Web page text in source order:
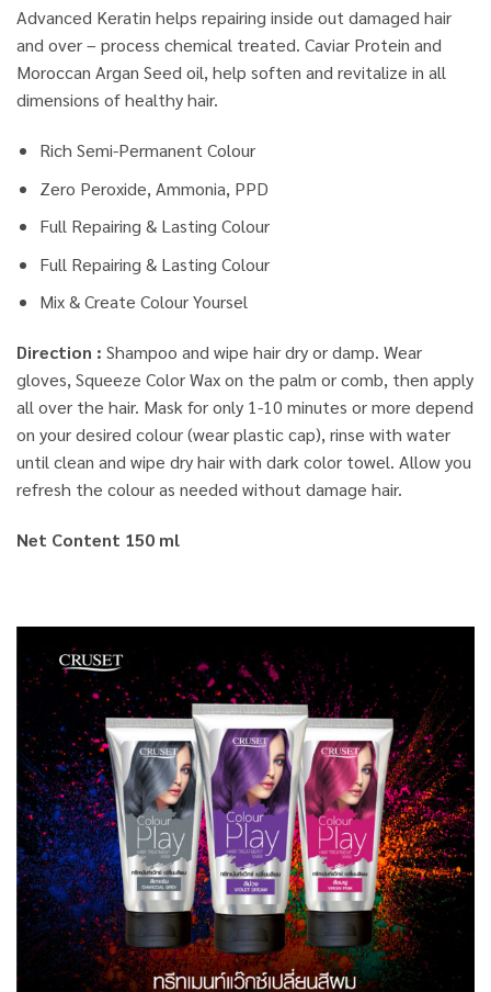
Advanced Keratin helps repairing inside out damaged hair
and over – process chemical treated. Caviar Protein and
Moroccan Argan Seed oil, help soften and revitalize in all
dimensions of healthy hair.
Rich Semi-Permanent Colour
Zero Peroxide, Ammonia, PPD
Full Repairing & Lasting Colour
Full Repairing & Lasting Colour
Mix & Create Colour Yoursel
Direction : Shampoo and wipe hair dry or damp. Wear
gloves, Squeeze Color Wax on the palm or comb, then apply
all over the hair. Mask for only 1-10 minutes or more depend
on your desired colour (wear plastic cap), rinse with water
until clean and wipe dry hair with dark color towel. Allow you
refresh the colour as needed without damage hair.
Net Content 150 ml